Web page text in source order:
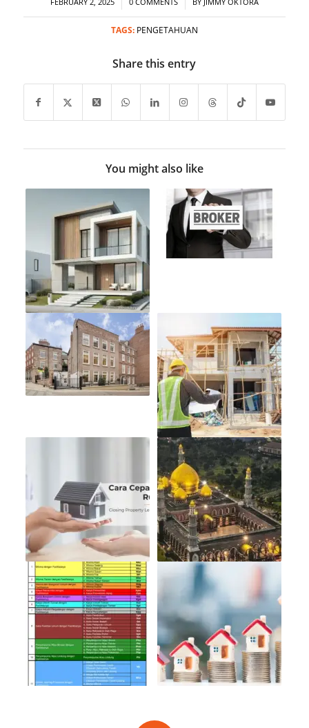
FEBRUARY 2, 2025 0 COMMENTS BY JIMMY OKTORA
TAGS: PENGETAHUAN
Share this entry
You might also like